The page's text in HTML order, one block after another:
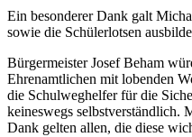
Ein besonderer Dank galt
sowie die Schülerlotsen
Bürgermeister Josef Beham
Ehrenamtlichen mit lobenden
die Schulweghelfer für die
keineswegs selbstverständlich.
Dank gelten allen, die diese